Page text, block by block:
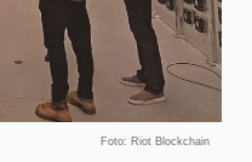
Foto: Riot Blockchain